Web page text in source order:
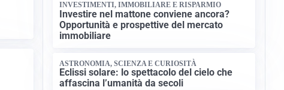
INVESTIMENTI, IMMOBILIARE E RISPARMIO
Investire nel mattone conviene ancora?
Opportunità e prospettive del mercato
immobiliare
ASTRONOMIA, SCIENZA E CURIOSITÀ
Eclissi solare: lo spettacolo del cielo che
affascina l’umanità da secoli